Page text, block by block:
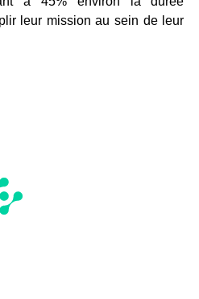
leur mission au sein de leur